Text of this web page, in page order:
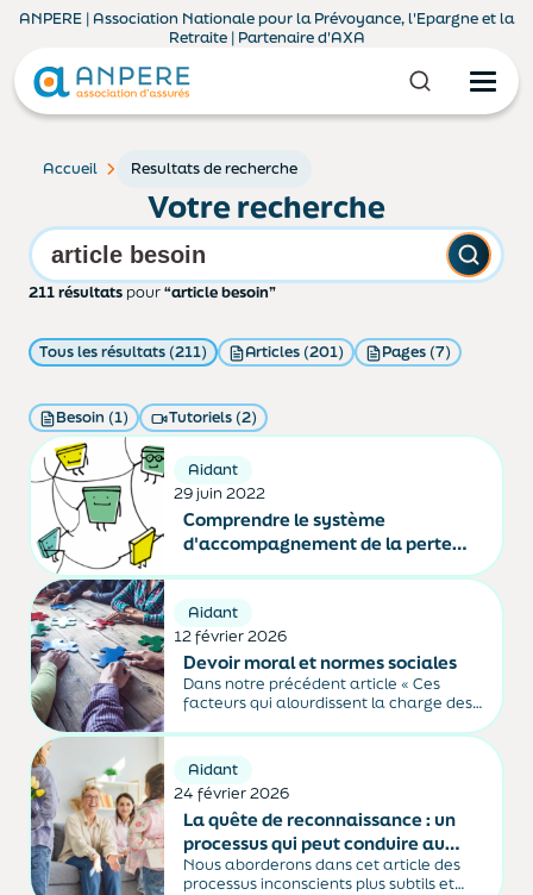
ANPERE | Association Nationale pour la Prévoyance, l'Epargne et la
Retraite | Partenaire d'AXA
Accueil Resultats de recherche
Votre recherche
211 résultats pour“article besoin”
Tous les résultats (211) Articles (201) Pages (7)
Besoin (1) Tutoriels (2)
Aidant
29 juin 2022
Comprendre le système
d'accompagnement de la perte
Aidant
12 février 2026
Devoir moral et normes sociales
Dans notre précédent article « Ces
facteurs qui alourdissent la charge des
pas seulement les tâches objectives
(aides aux actes de la vie quotidienne
par exemple) qui pèsent sur les aidants,
mais...
Aidant
24 février 2026
La quête de reconnaissance : un
processus qui peut conduire au
surengagement de l'aidant
Nous aborderons dans cet article des
processus inconscients plus subtils et